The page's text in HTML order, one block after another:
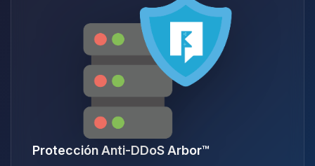
Protección Anti-DDoS Arbor™